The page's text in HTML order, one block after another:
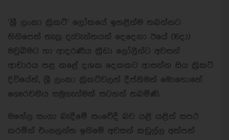
‘ශ්‍රී ලංකා ක්‍රිකට්’ ලෝකයේ ඉහළින්ම තබන්නට
හිනිපෙත් තැනූ දැවැන්තයන් දෙදෙනා ඊයේ (16දා)
මවුබිමට හා ආදරණීය ක්‍රීඩා ලෝලීන්ට අවසන්
ආචාරය පළ කළේ දශක දෙකකට ආසන්න සිය ක්‍රිකට්
දිවියේත්, ශ්‍රී ලංකා ක්‍රිකට්වලත් දීප්තිමත් මොහොතේ
ගෞරවනීය සමුගැන්මක් සටහන් තබමිණි.
මහේල සංගා බැදීමේ සංවේදී බව යළි යළිත් සපථ
කරමින් එංගලන්ත ඉනිමේ අවසන් කඩුල්ල අත්පත්